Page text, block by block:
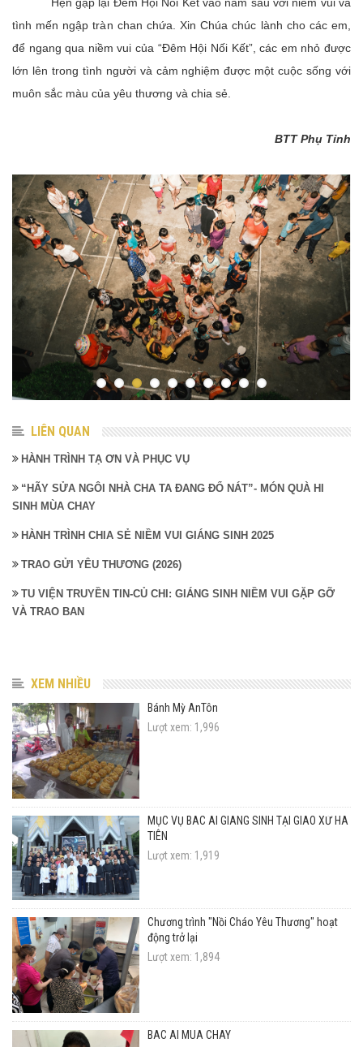
tình mến ngập tràn chan chứa. Xin Chúa chúc lành cho các em,
để ngang qua niềm vui của “Đêm Hội Nối Kết”, các em nhỏ được
lớn lên trong tình người và cảm nghiệm được một cuộc sống với
muôn sắc màu của yêu thương và chia sẻ.
BTT Phụ Tỉnh
LIÊN QUAN
HÀNH TRÌNH TẠ ƠN VÀ PHỤC VỤ
“HÃY SỬA NGÔI NHÀ CHA TA ĐANG ĐỔ NÁT”- MÓN QUÀ HI
SINH MÙA CHAY
HÀNH TRÌNH CHIA SẺ NIỀM VUI GIÁNG SINH 2025
TRAO GỬI YÊU THƯƠNG (2026)
TU VIỆN TRUYỀN TIN-CỦ CHI: GIÁNG SINH NIỀM VUI GẶP GỠ
VÀ TRAO BAN
XEM NHIỀU
Bánh Mỳ AnTôn
Lượt xem: 1,996
MỤC VỤ BÁC ÁI GIÁNG SINH TẠI GIÁO XỨ HÀ
TIÊN
Lượt xem: 1,919
Chương trình "Nồi Cháo Yêu Thương" hoạt
động trở lại
Lượt xem: 1,894
BÁC ÁI MÙA CHAY